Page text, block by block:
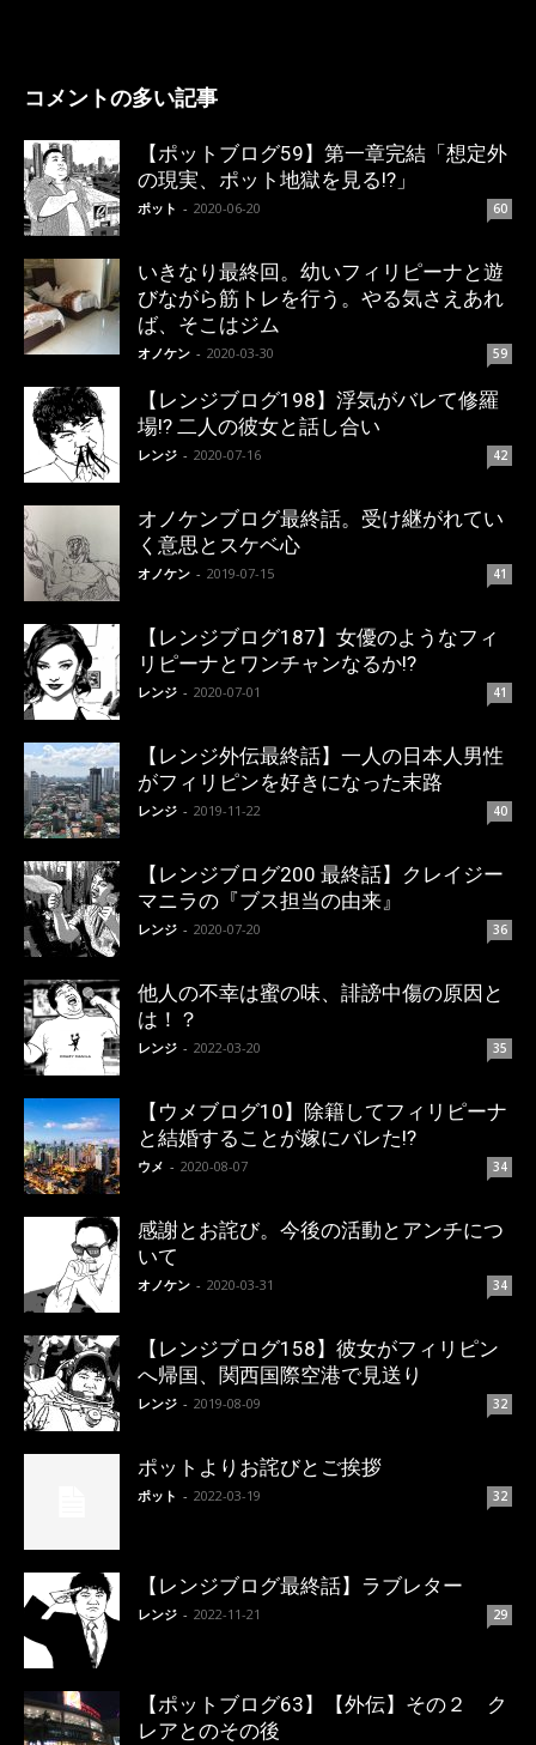
コメントの多い記事
【ポットブログ59】第一章完結「想定外
の現実、ポット地獄を見る!?」
ポット - 2020-06-20 60
いきなり最終回。幼いフィリピーナと遊
びながら筋トレを行う。やる気さえあれ
ば、そこはジム
オノケン - 2020-03-30 59
【レンジブログ198】浮気がバレて修羅
場!? 二人の彼女と話し合い
レンジ - 2020-07-16 42
オノケンブログ最終話。受け継がれてい
く意思とスケベ心
オノケン - 2019-07-15 41
【レンジブログ187】女優のようなフィ
リピーナとワンチャンなるか!?
レンジ - 2020-07-01 41
【レンジ外伝最終話】一人の日本人男性
がフィリピンを好きになった末路
レンジ - 2019-11-22 40
【レンジブログ200 最終話】クレイジー
マニラの『ブス担当の由来』
レンジ - 2020-07-20 36
他人の不幸は蜜の味、誹謗中傷の原因と
は！？
レンジ - 2022-03-20 35
【ウメブログ10】除籍してフィリピーナ
と結婚することが嫁にバレた!?
ウメ - 2020-08-07 34
感謝とお詫び。今後の活動とアンチにつ
いて
オノケン - 2020-03-31 34
【レンジブログ158】彼女がフィリピン
へ帰国、関西国際空港で見送り
レンジ - 2019-08-09 32
ポットよりお詫びとご挨拶
ポット - 2022-03-19 32
【レンジブログ最終話】ラブレター
レンジ - 2022-11-21 29
【ポットブログ63】【外伝】その２ ク
レアとのその後